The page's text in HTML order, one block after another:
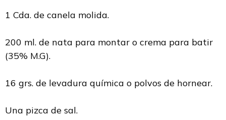
1 Cda. de canela molida.
200 ml. de nata para montar o crema para batir
(35% M.G).
16 grs. de levadura química o polvos de hornear.
Una pizca de sal.